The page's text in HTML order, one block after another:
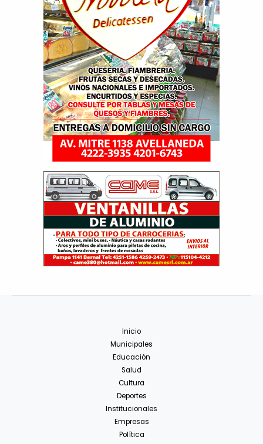
Inicio
Municipales
Educación
Salud
Cultura
Deportes
Institucionales
Empresas
Política